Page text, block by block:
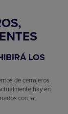
LOS
de cerrajeros
hay en
con la